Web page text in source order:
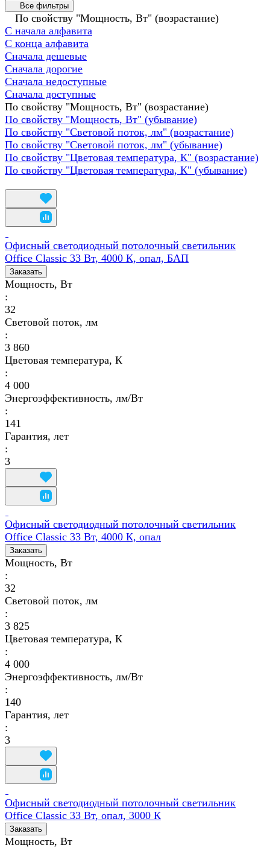
Все фильтры
По свойству "Мощность, Вт" (возрастание)
С начала алфавита
С конца алфавита
Сначала дешевые
Сначала дорогие
Сначала недоступные
Сначала доступные
По свойству "Мощность, Вт" (возрастание)
По свойству "Мощность, Вт" (убывание)
По свойству "Световой поток, лм" (возрастание)
По свойству "Световой поток, лм" (убывание)
По свойству "Цветовая температура, К" (возрастание)
По свойству "Цветовая температура, К" (убывание)
Офисный светодиодный потолочный светильник
Office Classic 33 Вт, 4000 К, опал, БАП
Заказать
Мощность, Вт
:
32
Световой поток, лм
:
3 860
Цветовая температура, К
:
4 000
Энергоэффективность, лм/Вт
:
141
Гарантия, лет
:
3
Офисный светодиодный потолочный светильник
Office Classic 33 Вт, 4000 К, опал
Заказать
Мощность, Вт
:
32
Световой поток, лм
:
3 825
Цветовая температура, К
:
4 000
Энергоэффективность, лм/Вт
:
140
Гарантия, лет
:
3
Офисный светодиодный потолочный светильник
Office Classic 33 Вт, опал, 3000 К
Заказать
Мощность, Вт